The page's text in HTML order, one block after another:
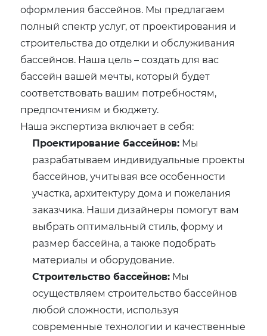
оформления бассейнов. Мы предлагаем
полный спектр услуг, от проектирования и
строительства до отделки и обслуживания
бассейнов. Наша цель – создать для вас
бассейн вашей мечты, который будет
соответствовать вашим потребностям,
предпочтениям и бюджету.
Наша экспертиза включает в себя:
Проектирование бассейнов: Мы
разрабатываем индивидуальные проекты
бассейнов, учитывая все особенности
участка, архитектуру дома и пожелания
заказчика. Наши дизайнеры помогут вам
выбрать оптимальный стиль, форму и
размер бассейна, а также подобрать
материалы и оборудование.
Строительство бассейнов: Мы
осуществляем строительство бассейнов
любой сложности, используя
современные технологии и качественные